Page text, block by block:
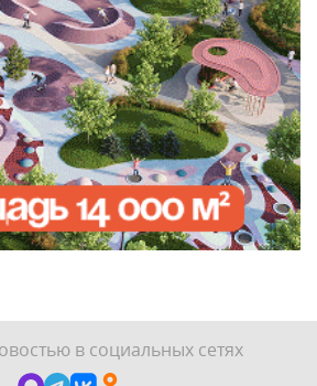
в социальных сетях